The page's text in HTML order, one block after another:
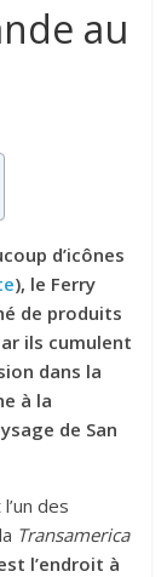
au
d’icônes
), le Ferry
de produits
ils cumulent
dans la
à la
de San
des
Transamerica
l’endroit à